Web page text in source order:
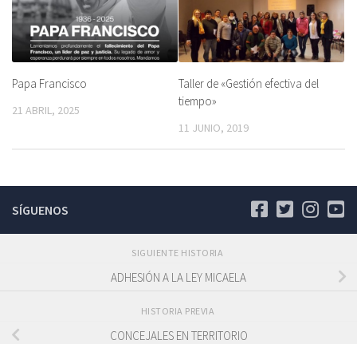
Papa Francisco
21 ABRIL, 2025
Taller de «Gestión efectiva del
tiempo»
11 JUNIO, 2019
SÍGUENOS
SIGUIENTE HISTORIA
ADHESIÓN A LA LEY MICAELA
HISTORIA PREVIA
CONCEJALES EN TERRITORIO